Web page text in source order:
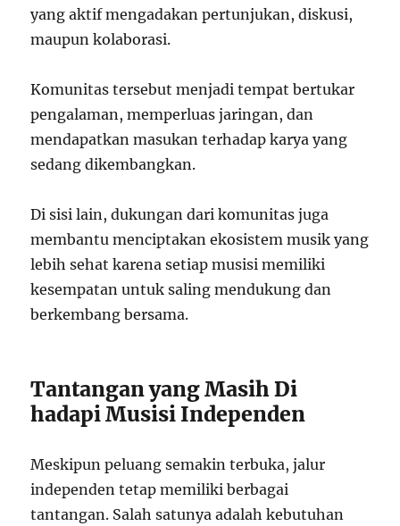
yang aktif mengadakan pertunjukan, diskusi,
maupun kolaborasi.
Komunitas tersebut menjadi tempat bertukar
pengalaman, memperluas jaringan, dan
mendapatkan masukan terhadap karya yang
sedang dikembangkan.
Di sisi lain, dukungan dari komunitas juga
membantu menciptakan ekosistem musik yang
lebih sehat karena setiap musisi memiliki
kesempatan untuk saling mendukung dan
berkembang bersama.
Tantangan yang Masih Di
hadapi Musisi Independen
Meskipun peluang semakin terbuka, jalur
independen tetap memiliki berbagai
tantangan. Salah satunya adalah kebutuhan